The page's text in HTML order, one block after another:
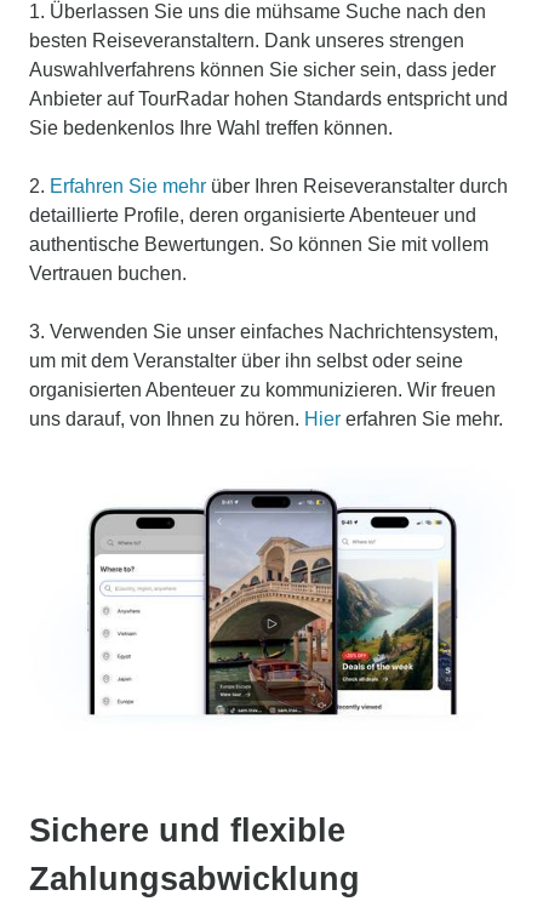
1. Überlassen Sie uns die mühsame Suche nach den
besten Reiseveranstaltern. Dank unseres strengen
Auswahlverfahrens können Sie sicher sein, dass jeder
Anbieter auf TourRadar hohen Standards entspricht und
Sie bedenkenlos Ihre Wahl treffen können.
2. Erfahren Sie mehr über Ihren Reiseveranstalter durch
detaillierte Profile, deren organisierte Abenteuer und
authentische Bewertungen. So können Sie mit vollem
Vertrauen buchen.
3. Verwenden Sie unser einfaches Nachrichtensystem,
um mit dem Veranstalter über ihn selbst oder seine
organisierten Abenteuer zu kommunizieren. Wir freuen
uns darauf, von Ihnen zu hören. Hier erfahren Sie mehr.
Sichere und flexible
Zahlungsabwicklung